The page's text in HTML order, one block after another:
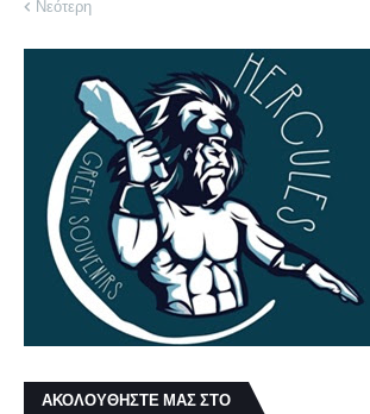
Νεότερη
ΑΚΟΛΟΥΘΗΣΤΕ ΜΑΣ ΣΤΟ